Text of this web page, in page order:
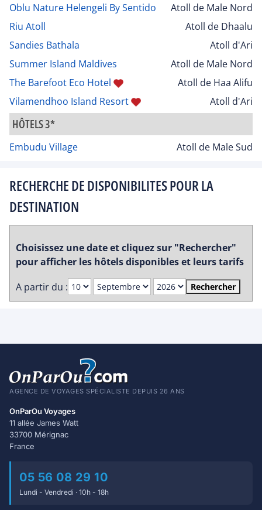
Oblu Nature Helengeli By Sentido
Atoll de Male Nord
Riu Atoll
Atoll de Dhaalu
Sandies Bathala
Atoll d'Ari
Summer Island Maldives
Atoll de Male Nord
The Barefoot Eco Hotel
Atoll de Haa Alifu
Vilamendhoo Island Resort
Atoll d'Ari
HÔTELS 3*
Embudu Village Atoll de Male Sud
RECHERCHE DE DISPONIBILITES POUR LA
DESTINATION
Choisissez une date et cliquez sur "Rechercher"
pour afficher les hôtels disponibles et leurs tarifs
A partir du :
Rechercher
AGENCE DE VOYAGES SPÉCIALISTE DEPUIS 26 ANS
OnParOu Voyages
11 allée James Watt
33700 Mérignac
France
05 56 08 29 10
Lundi - Vendredi · 10h - 18h